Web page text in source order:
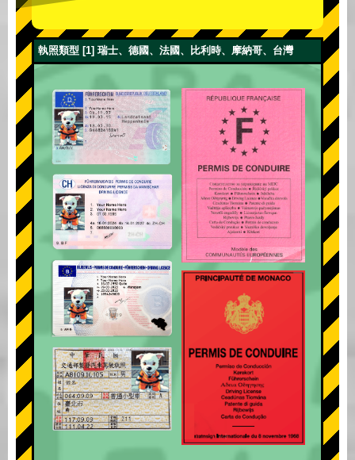
執照類型 [1] 瑞士、德國、法國、比利時、摩納哥、台灣